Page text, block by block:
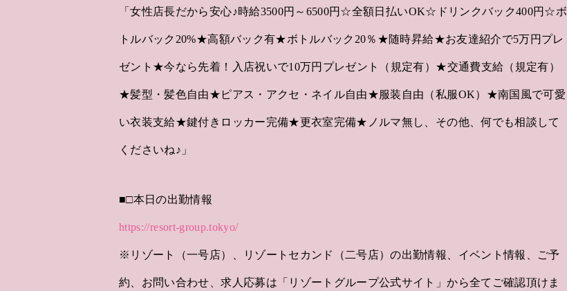
「女性店長だから安心♪時給3500円～6500円☆全額日払いOK☆ドリンクバック400円☆ボ
トルバック20%★高額バック有★ボトルバック20％★随時昇給★お友達紹介で5万円プレ
ゼント★今なら先着！入店祝いで10万円プレゼント（規定有）★交通費支給（規定有）
★髪型・髪色自由★ピアス・アクセ・ネイル自由★服装自由（私服OK）★南国風で可愛
い衣装支給★鍵付きロッカー完備★更衣室完備★ノルマ無し、その他、何でも相談して
くださいね♪」
■□本日の出勤情報
https://resort-group.tokyo/
※リゾート（一号店）、リゾートセカンド（二号店）の出勤情報、イベント情報、ご予
約、お問い合わせ、求人応募は「リゾートグループ公式サイト」から全てご確認頂けま